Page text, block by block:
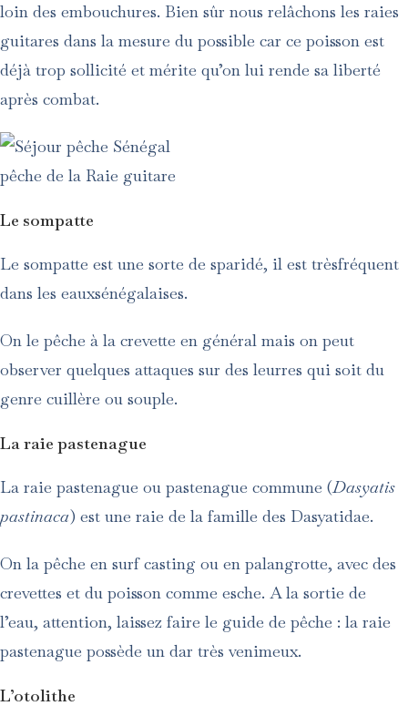
loin des embouchures. Bien sûr nous relâchons les raies
guitares dans la mesure du possible car ce poisson est
déjà trop sollicité et mérite qu’on lui rende sa liberté
après combat.
pêche de la Raie guitare
Le sompatte
Le sompatte est une sorte de sparidé, il est trèsfréquent
dans les eauxsénégalaises.
On le pêche à la crevette en général mais on peut
observer quelques attaques sur des leurres qui soit du
genre cuillère ou souple.
La raie pastenague
La raie pastenague ou pastenague commune (Dasyatis
pastinaca) est une raie de la famille des Dasyatidae.
On la pêche en surf casting ou en palangrotte, avec des
crevettes et du poisson comme esche. A la sortie de
l’eau, attention, laissez faire le guide de pêche : la raie
pastenague possède un dar très venimeux.
L’otolithe